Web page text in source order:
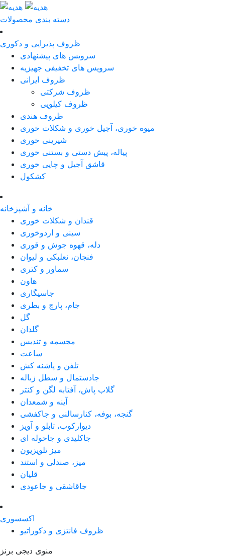
دسته بندی محصولات
ظروف پذیرایی و دکوری
سرویس های پیشنهادی
سرویس های تخفیفی جهیزیه
ظروف ایرانی
ظروف شرکتی
ظروف کیلویی
ظروف هندی
میوه خوری، آجیل خوری و شکلات خوری
شیرینی خوری
پیاله، پیش دستی و بستنی خوری
قاشق آجیل و چایی خوری
کشکول
خانه و آشپزخانه
قندان و شکلات خوری
سینی و اردوخوری
دله، قهوه جوش و قوری
فنجان، نعلبکی و لیوان
سماور و کتری
هاون
جاسیگاری
جام، پارچ و بطری
گل
گلدان
مجسمه و تندیس
ساعت
تلفن و پاشنه کش
جادستمال و سطل زباله
گلاب پاش، آفتابه لگن و کنتر
آینه و شمعدان
گنجه، بوفه، کنارسالنی و جاکفشی
دیوارکوب، تابلو و آویز
جاکلیدی و جاحوله ای
میز تلویزیون
میز، صندلی و استند
قلیان
جاقاشقی و جاعودی
اکسسوری
ظروف فانتزی و دکوراتیو
منوی دیجی برنز